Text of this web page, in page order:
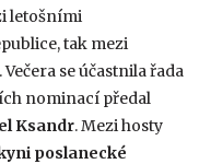
letošními
tak mezi
se účastnila řada
nominací předal
Ksandr. Mezi hosty
poslanecké